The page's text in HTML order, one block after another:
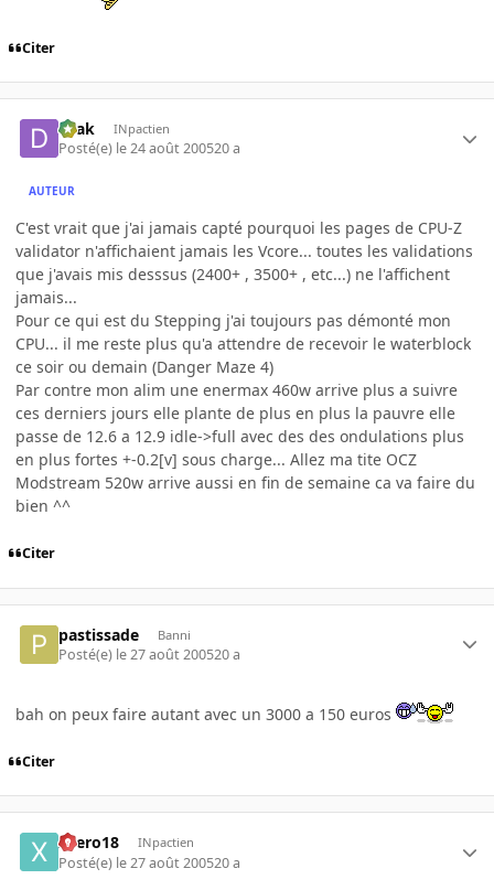
Citer
Drak INpactien
Posté(e) le 24 août 200520 a
AUTEUR
C'est vrait que j'ai jamais capté pourquoi les pages de CPU-Z
validator n'affichaient jamais les Vcore... toutes les validations
que j'avais mis desssus (2400+ , 3500+ , etc...) ne l'affichent
jamais...
Pour ce qui est du Stepping j'ai toujours pas démonté mon
CPU... il me reste plus qu'a attendre de recevoir le waterblock
ce soir ou demain (Danger Maze 4)
Par contre mon alim une enermax 460w arrive plus a suivre
ces derniers jours elle plante de plus en plus la pauvre elle
passe de 12.6 a 12.9 idle->full avec des des ondulations plus
en plus fortes +-0.2[v] sous charge... Allez ma tite OCZ
Modstream 520w arrive aussi en fin de semaine ca va faire du
bien ^^
Citer
pastissade Banni
Posté(e) le 27 août 200520 a
bah on peux faire autant avec un 3000 a 150 euros
Citer
xaero18 INpactien
Posté(e) le 27 août 200520 a